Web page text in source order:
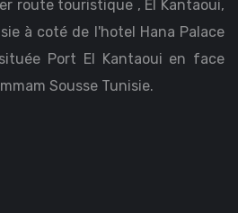
route touristique , El Kantaoui,
à coté de l'hotel Hana Palace
Port El Kantaoui en face
Sousse Tunisie.